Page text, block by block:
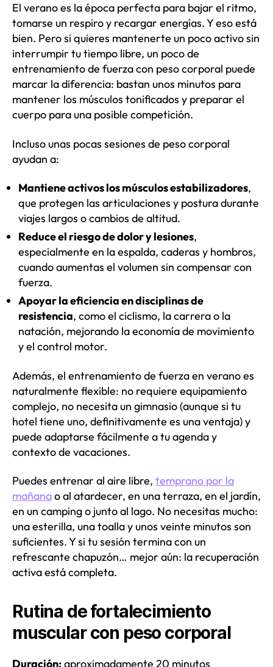
El verano es la época perfecta para bajar el ritmo,
tomarse un respiro y recargar energías. Y eso está
bien. Pero si quieres mantenerte un poco activo sin
interrumpir tu tiempo libre, un poco de
entrenamiento de fuerza con peso corporal puede
marcar la diferencia: bastan unos minutos para
mantener los músculos tonificados y preparar el
cuerpo para una posible competición.
Incluso unas pocas sesiones de peso corporal
ayudan a:
Mantiene activos los músculos estabilizadores,
que protegen las articulaciones y postura durante
viajes largos o cambios de altitud.
Reduce el riesgo de dolor y lesiones,
especialmente en la espalda, caderas y hombros,
cuando aumentas el volumen sin compensar con
fuerza.
Apoyar la eficiencia en disciplinas de
resistencia, como el ciclismo, la carrera o la
natación, mejorando la economía de movimiento
y el control motor.
Además, el entrenamiento de fuerza en verano es
naturalmente flexible: no requiere equipamiento
complejo, no necesita un gimnasio (aunque si tu
hotel tiene uno, definitivamente es una ventaja) y
puede adaptarse fácilmente a tu agenda y
contexto de vacaciones.
Puedes entrenar al aire libre, temprano por la
mañanao al atardecer, en una terraza, en el jardín,
en un camping o junto al lago. No necesitas mucho:
una esterilla, una toalla y unos veinte minutos son
suficientes. Y si tu sesión termina con un
refrescante chapuzón… mejor aún: la recuperación
activa está completa.
Rutina de fortalecimiento
muscular con peso corporal
Duración:aproximadamente 20 minutos